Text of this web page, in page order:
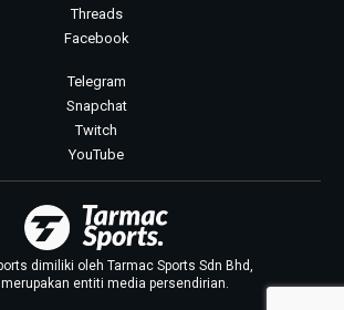
Threads
Facebook
Telegram
Snapchat
Twitch
YouTube
dimiliki oleh Tarmac Sports Sdn Bhd,
entiti media persendirian.